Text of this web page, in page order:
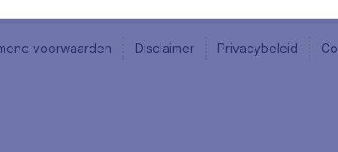
voorwaarden Disclaimer Privacybeleid